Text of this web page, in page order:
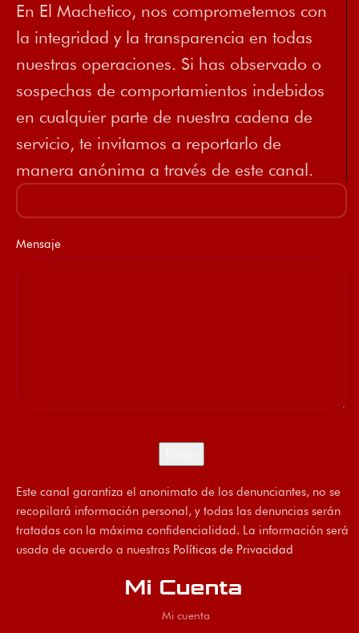
En El Machetico, nos comprometemos con
la integridad y la transparencia en todas
nuestras operaciones. Si has observado o
sospechas de comportamientos indebidos
en cualquier parte de nuestra cadena de
servicio, te invitamos a reportarlo de
manera anónima a través de este canal.
Mensaje
Este canal garantiza el anonimato de los denunciantes, no se
recopilará información personal, y todas las denuncias serán
tratadas con la máxima confidencialidad. La información será
usada de acuerdo a nuestras Políticas de Privacidad
Mi Cuenta
Mi cuenta